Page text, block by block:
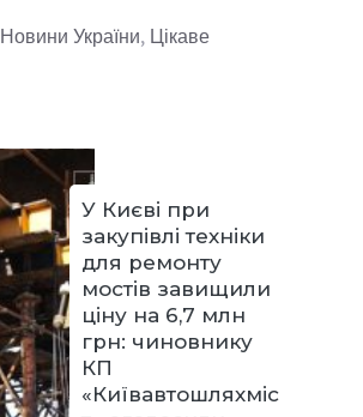
Новини України, Цікаве
У Києві при
закупівлі техніки
для ремонту
мостів завищили
ціну на 6,7 млн
грн: чиновнику
КП
«Київавтошляхміс